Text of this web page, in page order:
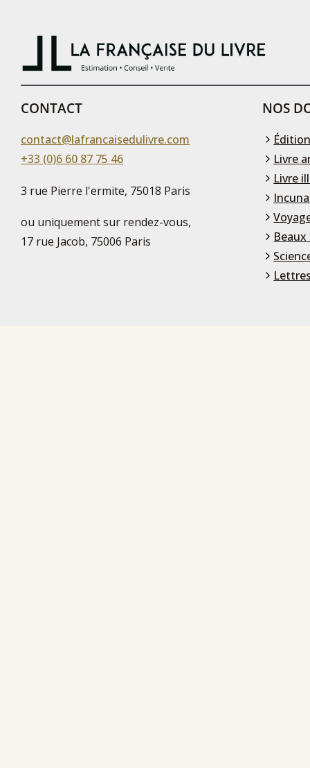
CONTACT
contact@lafrancaisedulivre.com
+33 (0)6 60 87 75 46
3 rue Pierre l'ermite, 75018 Paris
ou uniquement sur rendez-vous,
17 rue Jacob, 75006 Paris
NOS
Livre
Livre